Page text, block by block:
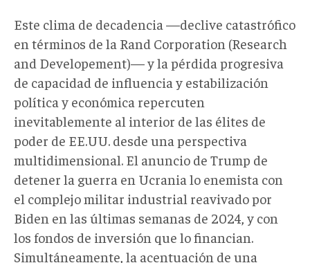
Este clima de decadencia —declive catastrófico
en términos de la Rand Corporation (Research
and Developement)— y la pérdida progresiva
de capacidad de influencia y estabilización
política y económica repercuten
inevitablemente al interior de las élites de
poder de EE.UU. desde una perspectiva
multidimensional. El anuncio de Trump de
detener la guerra en Ucrania lo enemista con
el complejo militar industrial reavivado por
Biden en las últimas semanas de 2024, y con
los fondos de inversión que lo financian.
Simultáneamente, la acentuación de una